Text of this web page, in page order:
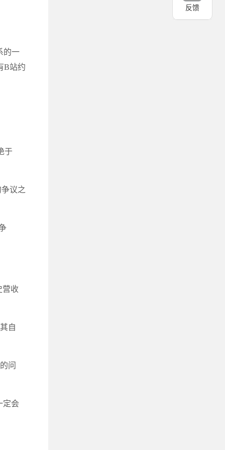
反馈
的一
B站约
于
议之
营收
自
问
定会